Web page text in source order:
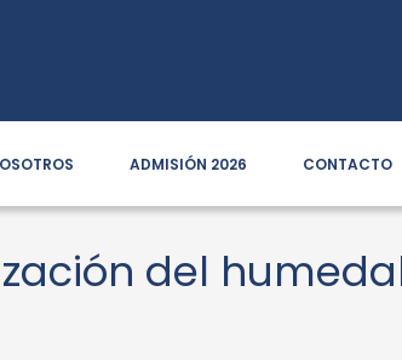
ADMISIÓN 2026 CONTACTO
del